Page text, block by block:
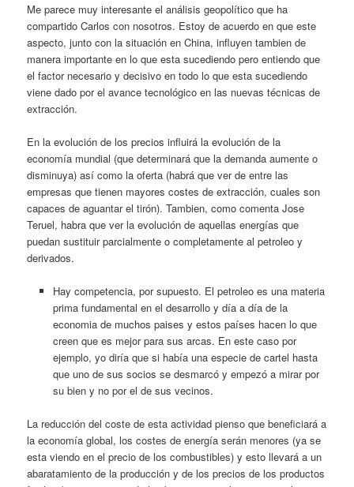
Me parece muy interesante el análisis geopolítico que ha
compartido Carlos con nosotros. Estoy de acuerdo en que este
aspecto, junto con la situación en China, influyen tambien de
manera importante en lo que esta sucediendo pero entiendo que
el factor necesario y decisivo en todo lo que esta sucediendo
viene dado por el avance tecnológico en las nuevas técnicas de
extracción.
En la evolución de los precios influirá la evolución de la
economía mundial (que determinará que la demanda aumente o
disminuya) así como la oferta (habrá que ver de entre las
empresas que tienen mayores costes de extracción, cuales son
capaces de aguantar el tirón). Tambien, como comenta Jose
Teruel, habra que ver la evolución de aquellas energías que
puedan sustituir parcialmente o completamente al petroleo y
derivados.
Hay competencia, por supuesto. El petroleo es una materia
prima fundamental en el desarrollo y día a día de la
economia de muchos paises y estos países hacen lo que
creen que es mejor para sus arcas. En este caso por
ejemplo, yo diría que si había una especie de cartel hasta
que uno de sus socios se desmarcó y empezó a mirar por
su bien y no por el de sus vecinos.
La reducción del coste de esta actividad pienso que beneficiará a
la economía global, los costes de energía serán menores (ya se
esta viendo en el precio de los combustibles) y esto llevará a un
abaratamiento de la producción y de los precios de los productos